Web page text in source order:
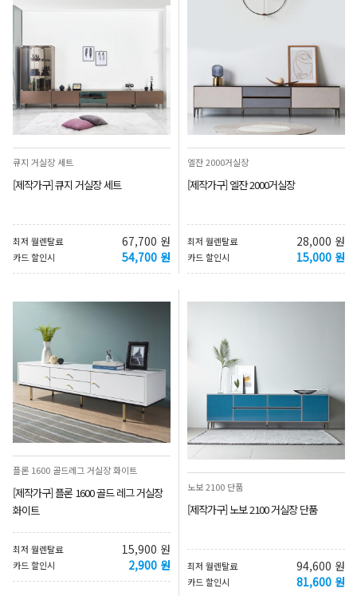
큐지 거실장 세트
[제작가구] 큐지 거실장 세트
최저 월렌탈료 67,700 원
카드 할인시 54,700 원
엘잔 2000거실장
[제작가구] 엘잔 2000거실장
최저 월렌탈료 28,000 원
카드 할인시 15,000 원
플론 1600 골드레그 거실장 화이트
[제작가구] 플론 1600 골드 레그 거실장
화이트
최저 월렌탈료 15,900 원
카드 할인시 2,900 원
노보 2100 단품
[제작가구] 노보 2100 거실장 단품
최저 월렌탈료 94,600 원
카드 할인시 81,600 원